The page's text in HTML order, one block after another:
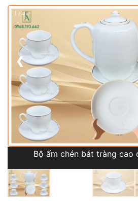
1 / 4
❮
Bộ ấm chén bát tràng cao